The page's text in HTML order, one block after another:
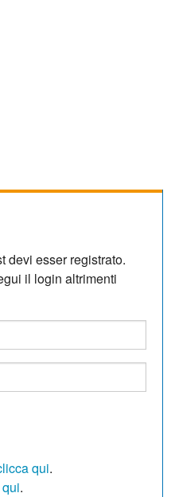
devi esser registrato.
il login altrimenti
qui.
.